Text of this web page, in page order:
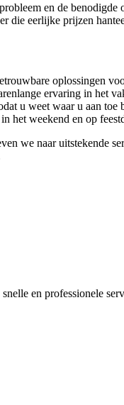
en de
die eerlijke prijzen
oplossingen
ervaring in het
u weet waar u aan toe
het weekend en op
we naar uitstekende
en professionele